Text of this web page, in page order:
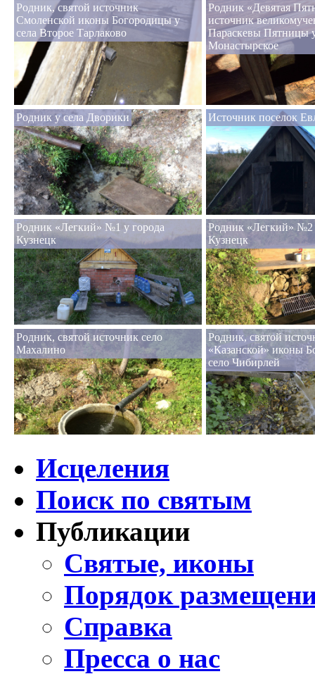
Родник, святой источник
Смоленской иконы Богородицы у
села Второе Тарлаково
Родник «Девятая
источник
Параскевы Пятницы
Монастырское
Родник у села Дворики Источник поселок
Родник «Легкий» №1 у города
Кузнецк
Родник «Легкий» №2
Кузнецк
Родник, святой источник село
Махалино
Родник, святой
«Казанской» иконы
село Чибирлей
Исцеления
Поиск по святым
Публикации
Святые, иконы
Порядок
Справка
Пресса о нас